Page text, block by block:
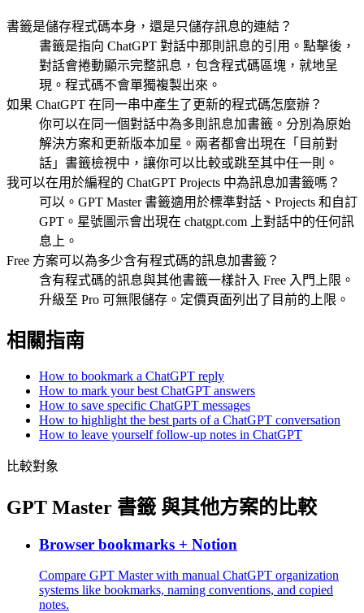
書籤是儲存程式碼本身，還是只儲存訊息的連結？
書籤是指向 ChatGPT 對話中那則訊息的引用。點擊後，
對話會捲動顯示完整訊息，包含程式碼區塊，就地呈
現。程式碼不會單獨複製出來。
如果 ChatGPT 在同一串中產生了更新的程式碼怎麼辦？
你可以在同一個對話中為多則訊息加書籤。分別為原始
解決方案和更新版本加星。兩者都會出現在「目前對
話」書籤檢視中，讓你可以比較或跳至其中任一則。
我可以在用於編程的 ChatGPT Projects 中為訊息加書籤嗎？
可以。GPT Master 書籤適用於標準對話、Projects 和自訂
GPT。星號圖示會出現在 chatgpt.com 上對話中的任何訊
息上。
Free 方案可以為多少含有程式碼的訊息加書籤？
含有程式碼的訊息與其他書籤一樣計入 Free 入門上限。
升級至 Pro 可無限儲存。定價頁面列出了目前的上限。
相關指南
How to bookmark a ChatGPT reply
How to mark your best ChatGPT answers
How to save specific ChatGPT messages
How to highlight the best parts of a ChatGPT conversation
How to leave yourself follow-up notes in ChatGPT
比較對象
GPT Master 書籤 與其他方案的比較
Browser bookmarks + Notion
Compare GPT Master with manual ChatGPT organization
systems like bookmarks, naming conventions, and copied
notes.